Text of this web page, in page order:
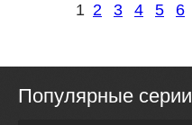
1 2 3 4 5 6
Популярные серии